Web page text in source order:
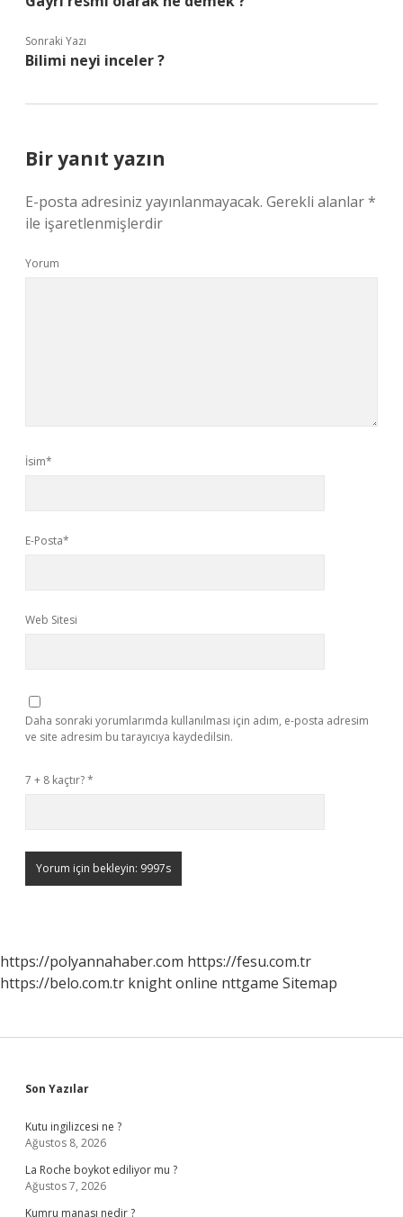
Sonraki Yazı
Bilimi neyi inceler ?
Bir yanıt yazın
E-posta adresiniz yayınlanmayacak. Gerekli alanlar*
ile işaretlenmişlerdir
Yorum
İsim*
E-Posta*
Web Sitesi
Daha sonraki yorumlarımda kullanılması için adım, e-posta adresim
ve site adresim bu tarayıcıya kaydedilsin.
7 + 8 kaçtır?*
https://polyannahaber.com https://fesu.com.tr
https://belo.com.tr knight online nttgame Sitemap
Sidebar
Son Yazılar
Kutu ingilizcesi ne ?
Ağustos 8, 2026
La Roche boykot ediliyor mu ?
Ağustos 7, 2026
Kumru manası nedir ?